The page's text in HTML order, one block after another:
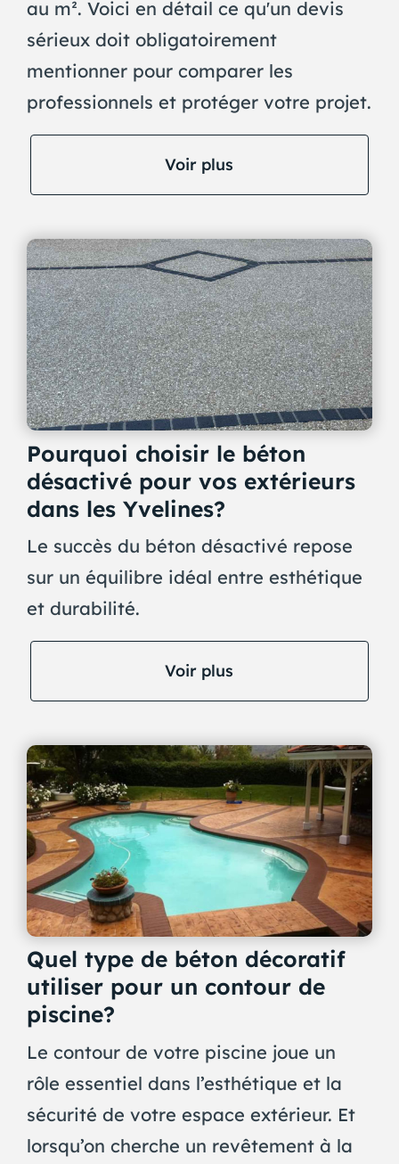
au m². Voici en détail ce qu'un devis
sérieux doit obligatoirement
mentionner pour comparer les
professionnels et protéger votre projet.
Voir plus
Pourquoi choisir le béton
désactivé pour vos extérieurs
dans les Yvelines?
Le succès du béton désactivé repose
sur un équilibre idéal entre esthétique
et durabilité.
Voir plus
Quel type de béton décoratif
utiliser pour un contour de
piscine?
Le contour de votre piscine joue un
rôle essentiel dans l’esthétique et la
sécurité de votre espace extérieur. Et
lorsqu’on cherche un revêtement à la